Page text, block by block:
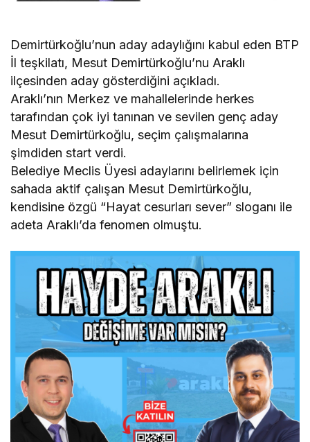
Demirtürkoğlu’nun aday adaylığını kabul eden BTP
İl teşkilatı, Mesut Demirtürkoğlu’nu Araklı
ilçesinden aday gösterdiğini açıkladı.
Araklı’nın Merkez ve mahallelerinde herkes
tarafından çok iyi tanınan ve sevilen genç aday
Mesut Demirtürkoğlu, seçim çalışmalarına
şimdiden start verdi.
Belediye Meclis Üyesi adaylarını belirlemek için
sahada aktif çalışan Mesut Demirtürkoğlu,
kendisine özgü “Hayat cesurları sever” sloganı ile
adeta Araklı’da fenomen olmuştu.